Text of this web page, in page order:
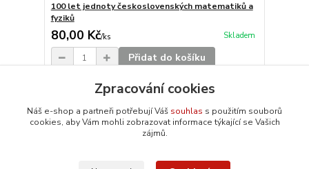
100 let jednoty československých matematiků a
fyziků
80,00 Kč/ks Skladem
Přidat do košíku
Načíst další produkty (6)
strana z 2další
Zpracování cookies
Náš e-shop a partneři potřebují Váš souhlas s použitím souborů
cookies, aby Vám mohli zobrazovat informace týkající se Vašich
zájmů.